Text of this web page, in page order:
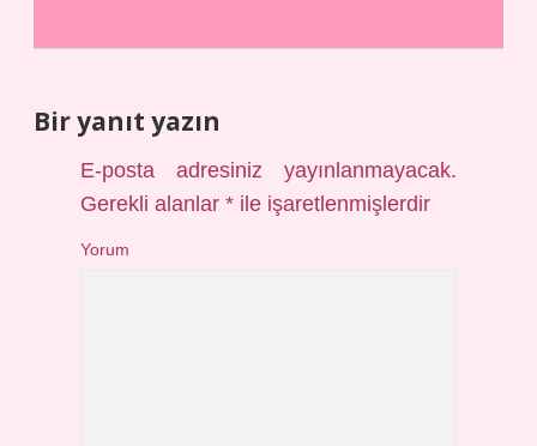
Bir yanıt yazın
E-posta adresiniz yayınlanmayacak.
Gerekli alanlar* ile işaretlenmişlerdir
Yorum